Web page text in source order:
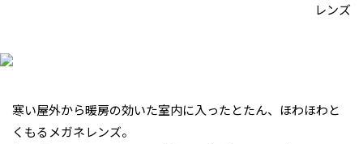
レンズ
寒い屋外から暖房の効いた室内に入ったとたん、ほわほわと
くもるメガネレンズ。